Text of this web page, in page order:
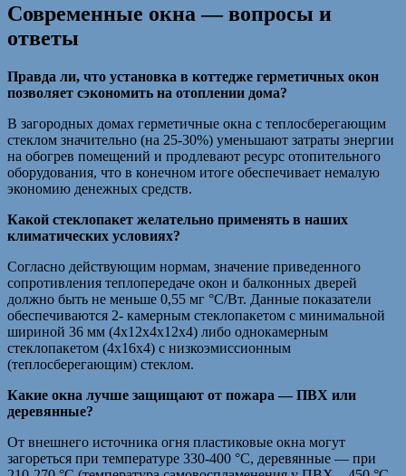
Современные окна — вопросы и
ответы
Правда ли, что установка в коттедже герметичных окон
позволяет сэкономить на отоплении дома?
В загородных домах герметичные окна с теплосберегающим
стеклом значительно (на 25-30%) уменьшают затраты энергии
на обогрев помещений и продлевают ресурс отопительного
оборудования, что в конечном итоге обеспечивает немалую
экономию денежных средств.
Какой стеклопакет желательно применять в наших
климатических условиях?
Согласно действующим нормам, значение приведенного
сопротивления теплопередаче окон и балконных дверей
должно быть не меньше 0,55 мг °С/Вт. Данные показатели
обеспечиваются 2- камерным стеклопакетом с минимальной
шириной 36 мм (4x12x4x12x4) либо однокамерным
стеклопакетом (4x16x4) с низкоэмиссионным
(теплосберегающим) стеклом.
Какие окна лучше защищают от пожара — ПВХ или
деревянные?
От внешнего источника огня пластиковые окна могут
загореться при температуре 330-400 °С, деревянные — при